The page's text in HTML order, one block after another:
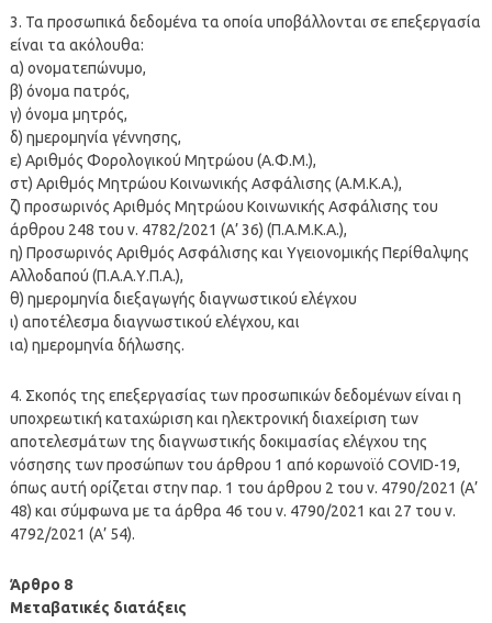
3. Τα προσωπικά δεδομένα τα οποία υποβάλλονται σε επεξεργασία
είναι τα ακόλουθα:
α) ονοματεπώνυμο,
β) όνομα πατρός,
γ) όνομα μητρός,
δ) ημερομηνία γέννησης,
ε) Αριθμός Φορολογικού Μητρώου (Α.Φ.Μ.),
στ) Αριθμός Μητρώου Κοινωνικής Ασφάλισης (Α.Μ.Κ.Α.),
ζ) προσωρινός Αριθμός Μητρώου Κοινωνικής Ασφάλισης του
άρθρου 248 του ν. 4782/2021 (Α’ 36) (Π.Α.Μ.Κ.Α.),
η) Προσωρινός Αριθμός Ασφάλισης και Υγειονομικής Περίθαλψης
Αλλοδαπού (Π.Α.Α.Υ.Π.Α.),
θ) ημερομηνία διεξαγωγής διαγνωστικού ελέγχου
ι) αποτέλεσμα διαγνωστικού ελέγχου, και
ια) ημερομηνία δήλωσης.
4. Σκοπός της επεξεργασίας των προσωπικών δεδομένων είναι η
υποχρεωτική καταχώριση και ηλεκτρονική διαχείριση των
αποτελεσμάτων της διαγνωστικής δοκιμασίας ελέγχου της
νόσησης των προσώπων του άρθρου 1 από κορωνοϊό COVID-19,
όπως αυτή ορίζεται στην παρ. 1 του άρθρου 2 του ν. 4790/2021 (Α’
48) και σύμφωνα με τα άρθρα 46 του ν. 4790/2021 και 27 του ν.
4792/2021 (Α’ 54).
Άρθρο 8
Μεταβατικές διατάξεις